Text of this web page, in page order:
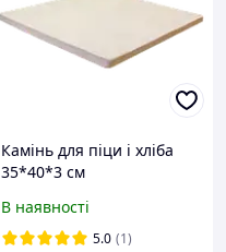
Камінь для піци і хліба
35*40*3 см
В наявності
5.0 (1)